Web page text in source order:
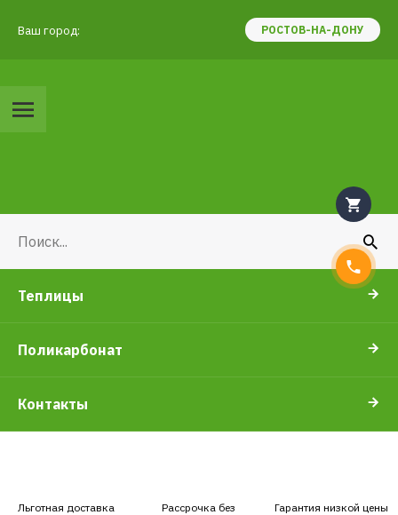
Ваш город: РОСТОВ-НА-ДОНУ
Теплицы
Поликарбонат
Контакты
Льготная доставка
Рассрочка без
Гарантия низкой цены